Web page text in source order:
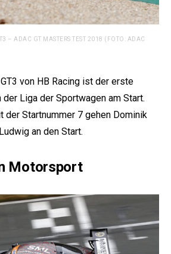
– ADAC GT MASTERS TEST 2018 (FOTO: ADAC
von HB Racing ist der erste
der Liga der Sportwagen am Start.
der Startnummer 7 gehen Dominik
an den Start.
Motorsport